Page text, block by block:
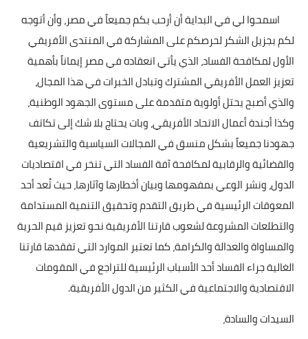
صحة
البوابة التعليمية
المزيد
المرأة والطفل
ثقافة
بداية tv
حوادث
اسمحوا لي في البداية أن أرحب بكم جميعاً في مصر، وأن أتوجه
لكم بجزيل الشكر لحرصكم على المشاركة في المنتدى الأفريقي
الأول لمكافحة الفساد، الذي يأتي انعقاده في مصر إيماناً بأهمية
تعزيز العمل الأفريقي المشترك وتبادل الخبرات في هذا المجال،
والذي أصبح يحتل أولوية متقدمة على مستوى الجهود الوطنية،
وكذا أجندة أعمال الاتحاد الأفريقي، وبات يحتاج بلا شك إلى تكاتف
جهودنا جميعاً بشكل منسق في المجالات السياسية والتشريعية
والقضائية والرقابية لمكافحة آفة الفساد التي تنخر في اقتصاديات
الدول، ونشر الوعي بمفهومها وبيان أخطارها وآثارها، حيث تُعد أحد
المعوقات الرئيسية في طريق التقدم وتحقيق التنمية المستدامة
والتطلعات المشروعة لشعوب قارتنا الأفريقية نحو تعزيز قيم الحرية
والمساواة والعدالة والكرامة، كما تعتبر الموارد التي تفقدها قارتنا
الغالية جراء الفساد أحد الأسباب الرئيسية للتراجع في المقومات
الاقتصادية والاجتماعية في الكثير من الدول الأفريقية.
السيدات والسادة،